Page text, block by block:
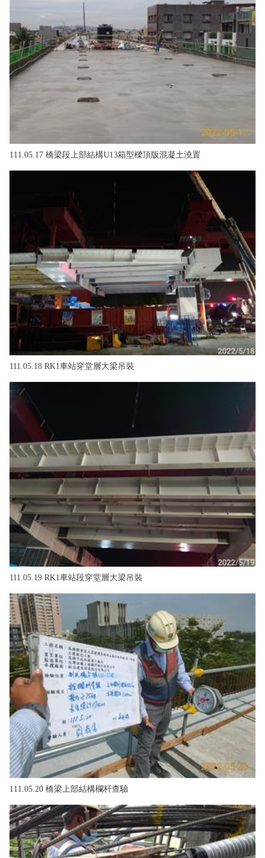
111.05.17 橋梁段上部結構U13箱型樑頂版混凝土澆置
111.05.18 RK1車站穿堂層大梁吊裝
111.05.19 RK1車站段穿堂層大梁吊裝
111.05.20 橋梁上部結構欄杆查驗